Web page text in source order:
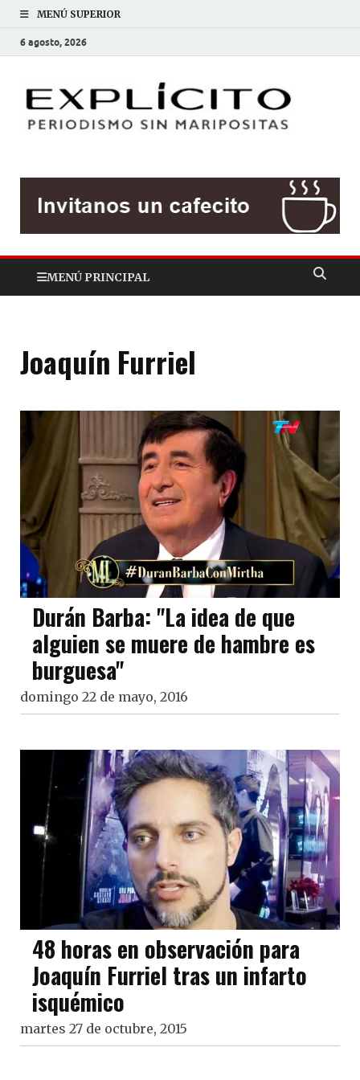
MENÚ SUPERIOR
6 agosto, 2026
MENÚ PRINCIPAL
Joaquín Furriel
Durán Barba: "La idea de que
alguien se muere de hambre es
burguesa"
domingo 22 de mayo, 2016
48 horas en observación para
Joaquín Furriel tras un infarto
isquémico
martes 27 de octubre, 2015